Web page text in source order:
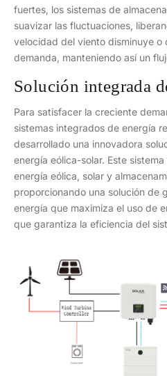
fuertes, los sistemas de
suavizar las fluctuaciones,
velocidad del viento disminuye o
demanda, manteniendo así un
Solución integrada
Para satisfacer la creciente
sistemas integrados de energía
desarrollado una innovadora
energía eólica-solar. Este
energía eólica, solar y
proporcionando una solución de
energía que maximiza el uso de
que garantiza la eficiencia del